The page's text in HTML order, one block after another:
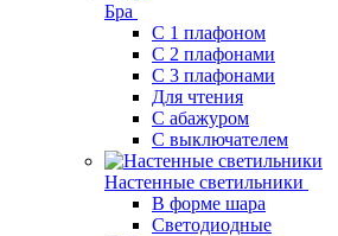
Бра
С 1 плафоном
С 2 плафонами
С 3 плафонами
Для чтения
С абажуром
С выключателем
Настенные светильники
В форме шара
Светодиодные